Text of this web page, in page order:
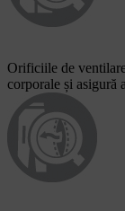
Orificiile de
corporale și asigură